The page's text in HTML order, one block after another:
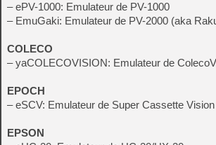
– ePV-1000: Emulateur de PV-1000
– EmuGaki: Emulateur de PV-2000 (aka
COLECO
– yaCOLECOVISION: Emulateur de
EPOCH
– eSCV: Emulateur de Super Cassette Vision
EPSON